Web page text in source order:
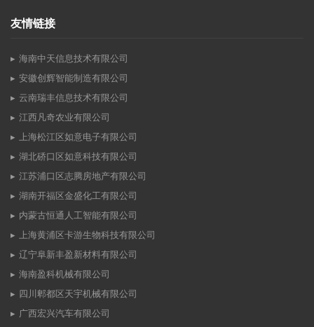
友情链接
海南中天信息技术有限公司
安徽创辉智能制造有限公司
云南瑞丰信息技术有限公司
江西凡奇农业有限公司
上海松江区如意电子有限公司
湖北硚口区如意科技有限公司
江苏浦口区志腾房地产有限公司
湖南开福区金盛化工有限公司
内蒙古恒通人工智能有限公司
上海黄浦区卡游生物科技有限公司
辽宁阜新丰盈新材料有限公司
海南盈科机械有限公司
四川郫都区天宇机械有限公司
广西宏兴汽车有限公司